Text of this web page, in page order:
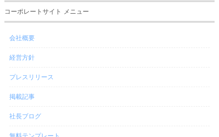
コーポレートサイト メニュー
会社概要
経営方針
プレスリリース
掲載記事
社長ブログ